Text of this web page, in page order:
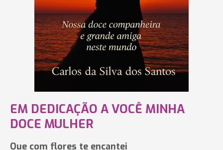
EM DEDICAÇÃO A VOCÊ MINHA
DOCE MULHER
Que com flores te encantei